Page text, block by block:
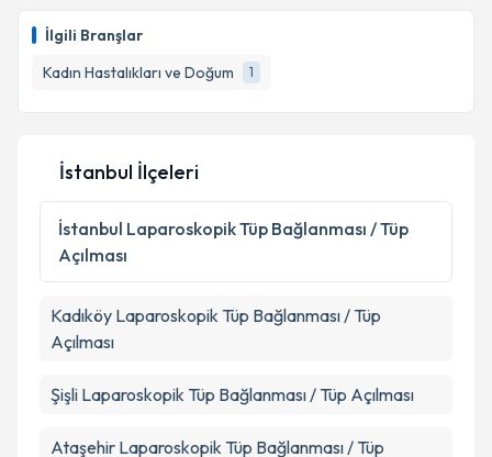
İlgili Branşlar
Kadın Hastalıkları ve Doğum
1
İstanbul İlçeleri
İstanbul Laparoskopik Tüp Bağlanması / Tüp
Açılması
Kadıköy Laparoskopik Tüp Bağlanması / Tüp
Açılması
Şişli Laparoskopik Tüp Bağlanması / Tüp Açılması
Ataşehir Laparoskopik Tüp Bağlanması / Tüp